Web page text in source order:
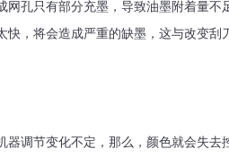
孔只有部分充墨，导致油墨附着量不
，将会造成严重的缺墨，这与改变刮
调节变化不定，那么，颜色就会失去